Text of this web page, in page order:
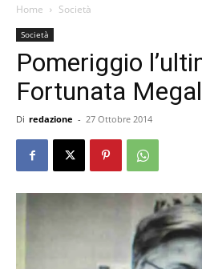
Home Società
Società
Pomeriggio
Fortunata
Di redazione - 27 Ottobre 2014